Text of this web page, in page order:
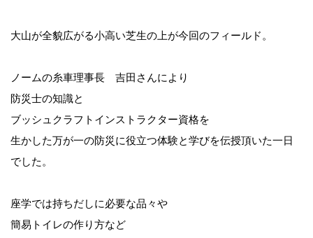
大山が全貌広がる小高い芝生の上が今回のフィールド。
ノームの糸車理事長 吉田さんにより
防災士の知識と
ブッシュクラフトインストラクター資格を
生かした万が一の防災に役立つ体験と学びを伝授頂いた一日
でした。
座学では持ちだしに必要な品々や
簡易トイレの作り方など